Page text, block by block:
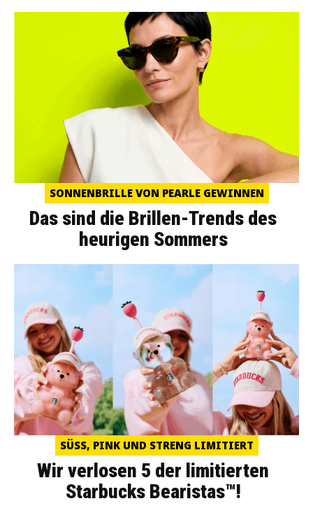
SONNENBRILLE VON PEARLE GEWINNEN
Das sind die Brillen-Trends des
heurigen Sommers
SÜSS, PINK UND STRENG LIMITIERT
Wir verlosen 5 der limitierten
Starbucks Bearistas™!